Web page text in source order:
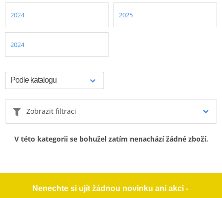
2024 2025
2024
Zobrazit filtraci
V této kategorii se bohužel zatím nenachází žádné zboží.
Nenechte si ujít žádnou novinku ani akci -